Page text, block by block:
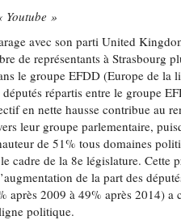
»
avec son parti United
de représentants à Strasbourg
le groupe EFDD (Europe de la
répartis entre le groupe
en nette hausse contribue au
leur groupe parlementaire,
de 51% tous domaines
cadre de la 8e législature. Cette
de la part des
après 2009 à 49% après 2014) a
politique.